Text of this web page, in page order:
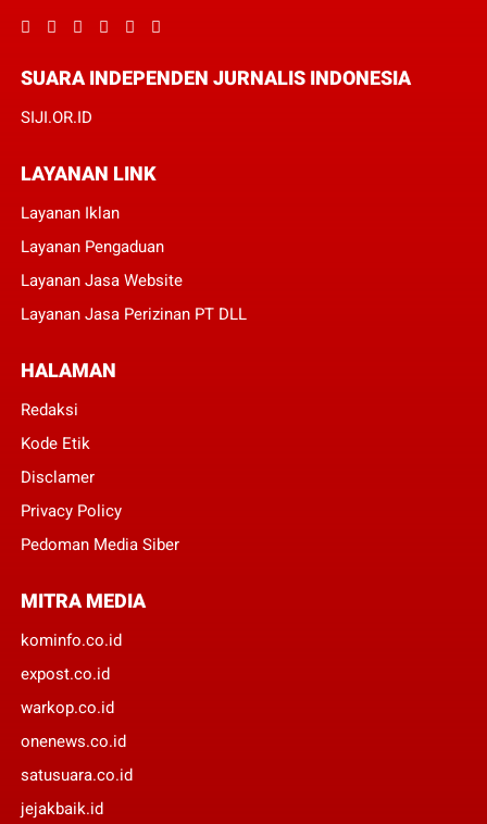
SUARA INDEPENDEN JURNALIS INDONESIA
SIJI.OR.ID
LAYANAN LINK
Layanan Iklan
Layanan Pengaduan
Layanan Jasa Website
Layanan Jasa Perizinan PT DLL
HALAMAN
Redaksi
Kode Etik
Disclamer
Privacy Policy
Pedoman Media Siber
MITRA MEDIA
kominfo.co.id
expost.co.id
warkop.co.id
onenews.co.id
satusuara.co.id
jejakbaik.id